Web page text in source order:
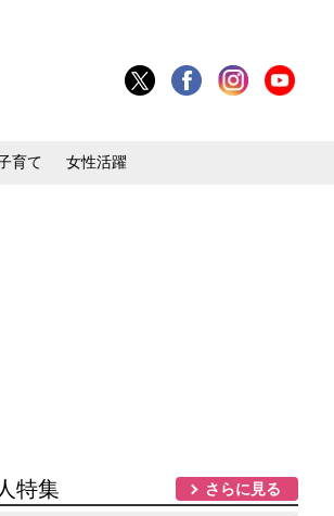
育て 女性活躍
特集 さらに見る